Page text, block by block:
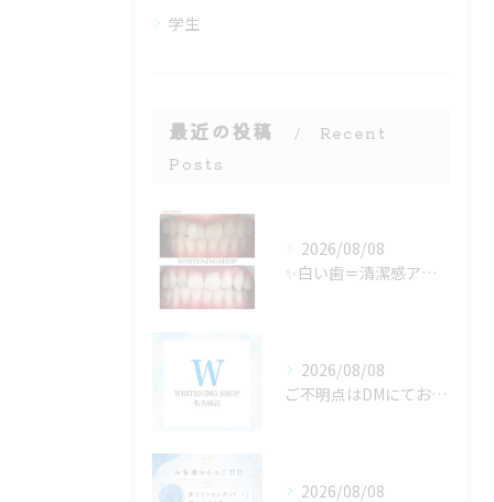
学生
最近の投稿
Recent
Posts
2026/08/08
✨白い歯＝清潔感アップ✨
2026/08/08
ご不明点はDMにてお気軽にお問い合わせください✨🩷
2026/08/08